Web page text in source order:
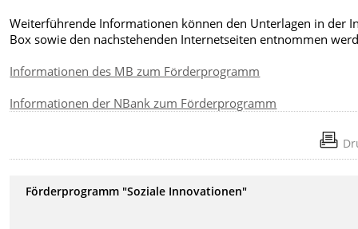
Weiterführende Informationen können den Unterlagen in der
Box sowie den nachstehenden Internetseiten entnommen
Informationen des MB zum Förderprogramm
Informationen der NBank zum Förderprogramm
Förderprogramm "Soziale Innovationen"